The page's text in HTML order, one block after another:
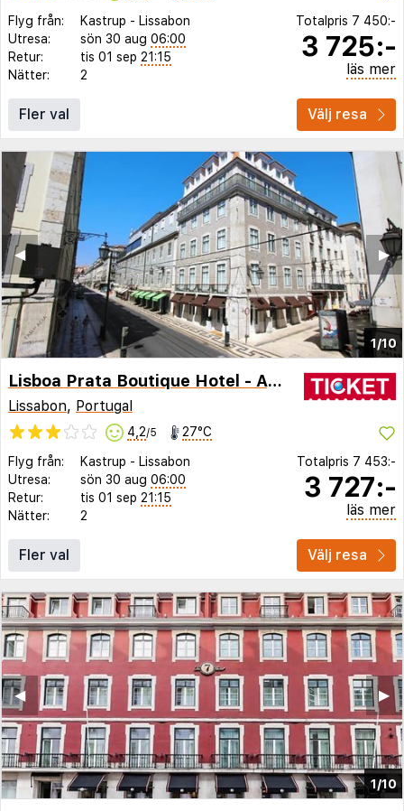
Flyg från: Kastrup - Lissabon
Utresa:
sön 30 aug 06:00
Retur:
tis 01 sep 21:15
Nätter:
2
Totalpris 7 450:-
3 725:-
läs mer
Fler val Välj resa
1/10
▶︎
◀︎
Lisboa Prata Boutique Hotel - Adults Only
Lissabon, Portugal
4,2/5 27°C
Flyg från: Kastrup - Lissabon
Utresa:
sön 30 aug 06:00
Retur:
tis 01 sep 21:15
Nätter:
2
Totalpris 7 453:-
3 727:-
läs mer
Fler val Välj resa
1/10
▶︎
◀︎